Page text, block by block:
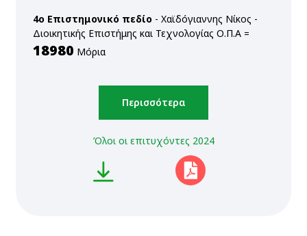
4ο Επιστημονικό πεδίο - Χαϊδόγιαννης Νίκος -
Διοικητικής Επιστήμης και Τεχνολογίας Ο.Π.Α =
18980 Μόρια
Περισσότερα
Όλοι οι επιτυχόντες 2024